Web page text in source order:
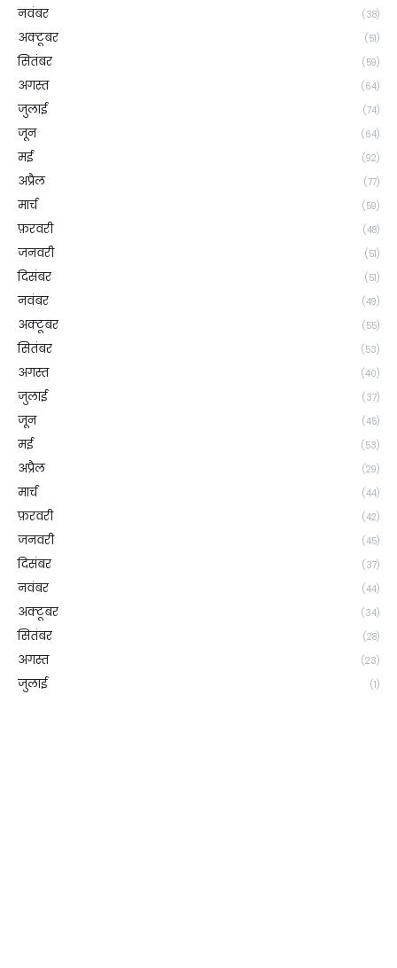
नवंबर (38)
अक्टूबर (51)
सितंबर (59)
अगस्त (64)
जुलाई (74)
जून (64)
मई (92)
अप्रैल (77)
मार्च (59)
फ़रवरी (48)
जनवरी (51)
दिसंबर (51)
नवंबर (49)
अक्टूबर (55)
सितंबर (53)
अगस्त (40)
जुलाई (37)
जून (45)
मई (53)
अप्रैल (29)
मार्च (44)
फ़रवरी (42)
जनवरी (45)
दिसंबर (37)
नवंबर (44)
अक्टूबर (34)
सितंबर (28)
अगस्त (23)
जुलाई (1)